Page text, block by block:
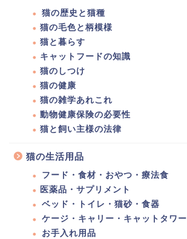
猫の歴史と猫種
猫の毛色と柄模様
猫と暮らす
キャットフードの知識
猫のしつけ
猫の健康
猫の雑学あれこれ
動物健康保険の必要性
猫と飼い主様の法律
猫の生活用品
フード・食材・おやつ・療法食
医薬品・サプリメント
ベッド・トイレ・猫砂・食器
ケージ・キャリー・キャットタワー
お手入れ用品